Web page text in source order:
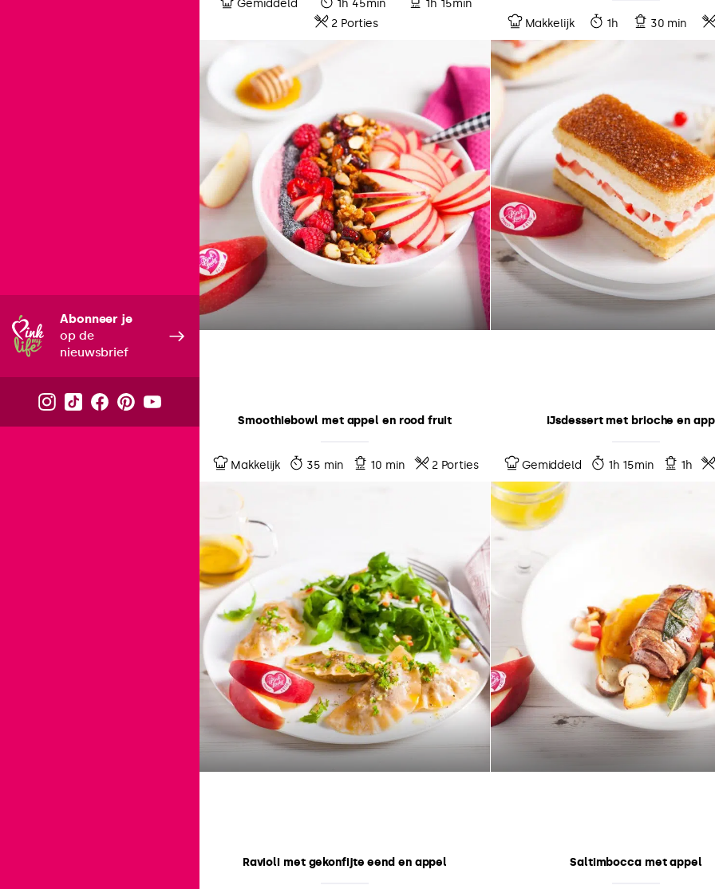
Abonneer je
op de
nieuwsbrief
Gemiddeld 1h 45min
1h 15min
2 Porties
Makkelijk 1h 30 min
Smoothiebowl met appel en rood fruit
Makkelijk 35 min 10 min 2 Porties
IJsdessert met brioche en
Gemiddeld 1h 15min 1h
Ravioli met gekonfijte eend en appel Saltimbocca met appel